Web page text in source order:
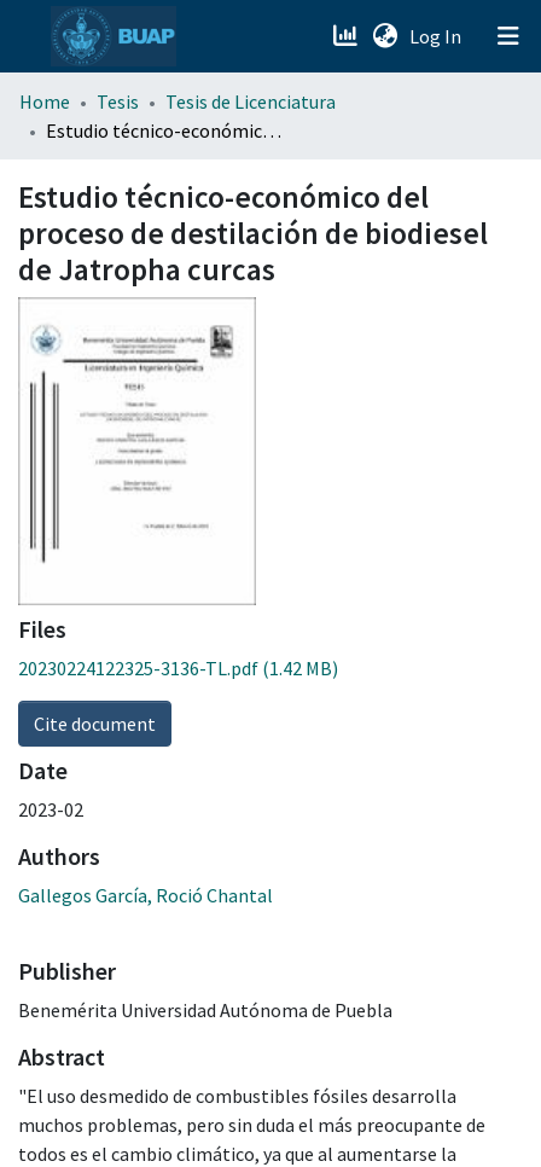
Log In (current)
menu.section.about_menu
Home Tesis
Tesis de Licenciatura
Estudio técnico-económico del proceso de destilación de biodiesel de Jatropha curcas
Estudio técnico-económico del
proceso de destilación de biodiesel
de Jatropha curcas
Files
20230224122325-3136-TL.pdf (1.42 MB)
Cite document
Date
2023-02
Authors
Gallegos García, Roció Chantal
Publisher
Benemérita Universidad Autónoma de Puebla
Abstract
"El uso desmedido de combustibles fósiles desarrolla
muchos problemas, pero sin duda el más preocupante de
todos es el cambio climático, ya que al aumentarse la